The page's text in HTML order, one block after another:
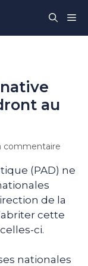
au
commentaire
(PAD) ne
de la
cette
ci.
nationales